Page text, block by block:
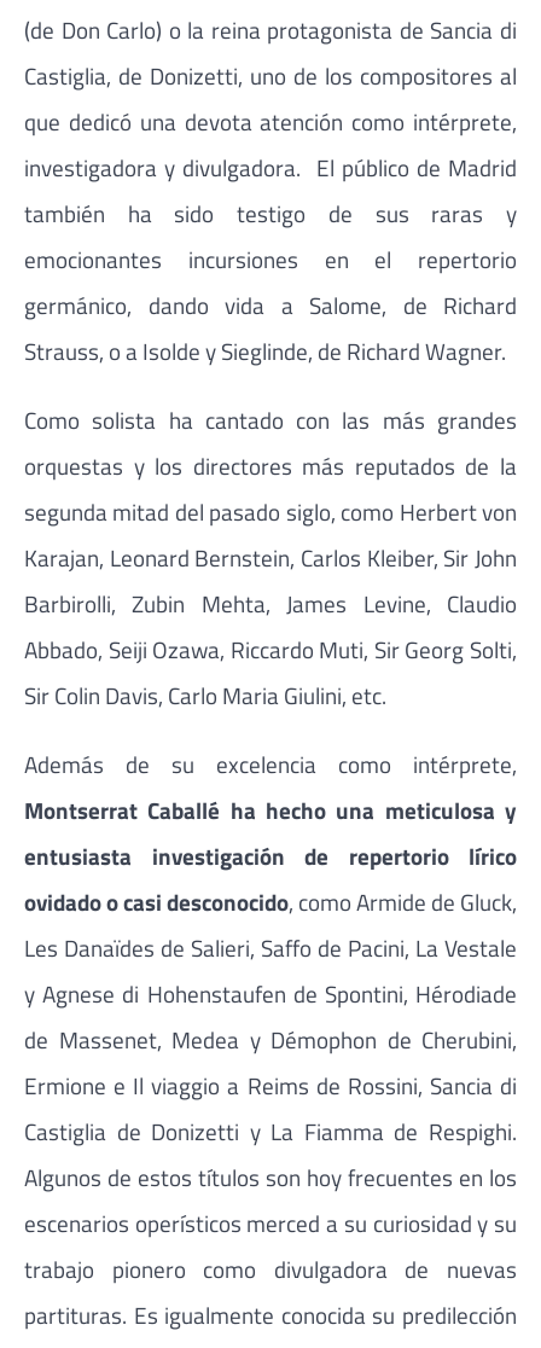
(de Don Carlo) o la reina protagonista de Sancia di
Castiglia, de Donizetti, uno de los compositores al
que dedicó una devota atención como intérprete,
investigadora y divulgadora. El público de Madrid
también ha sido testigo de sus raras y
emocionantes incursiones en el repertorio
germánico, dando vida a Salome, de Richard
Strauss, o a Isolde y Sieglinde, de Richard Wagner.
Como solista ha cantado con las más grandes
orquestas y los directores más reputados de la
segunda mitad del pasado siglo, como Herbert von
Karajan, Leonard Bernstein, Carlos Kleiber, Sir John
Barbirolli, Zubin Mehta, James Levine, Claudio
Abbado, Seiji Ozawa, Riccardo Muti, Sir Georg Solti,
Sir Colin Davis, Carlo Maria Giulini, etc.
Además de su excelencia como intérprete,
Montserrat Caballé ha hecho una meticulosa y
entusiasta investigación de repertorio lírico
ovidado o casi desconocido, como Armide de Gluck,
Les Danaïdes de Salieri, Saffo de Pacini, La Vestale
y Agnese di Hohenstaufen de Spontini, Hérodiade
de Massenet, Medea y Démophon de Cherubini,
Ermione e Il viaggio a Reims de Rossini, Sancia di
Castiglia de Donizetti y La Fiamma de Respighi.
Algunos de estos títulos son hoy frecuentes en los
escenarios operísticos merced a su curiosidad y su
trabajo pionero como divulgadora de nuevas
partituras. Es igualmente conocida su predilección